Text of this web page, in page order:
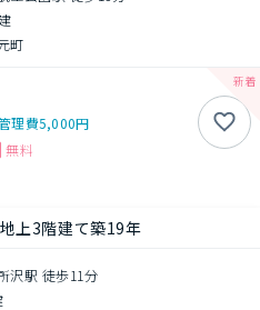
町
理費5,000円
無料
上3階建て築19年
沢駅 徒歩11分